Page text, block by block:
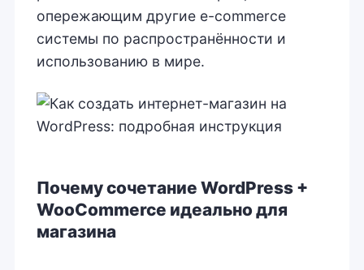
опережающим другие e-commerce
системы по распространённости и
использованию в мире.
Почему сочетание WordPress +
WooCommerce идеально для
магазина